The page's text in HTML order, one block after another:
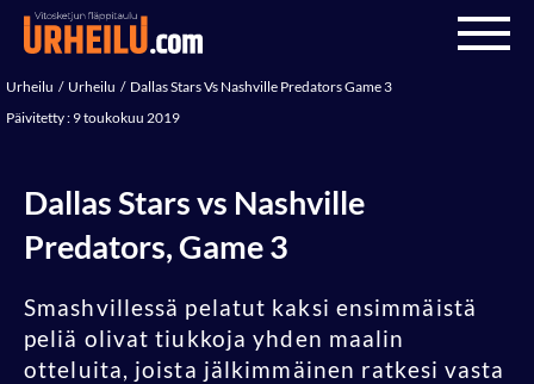
Urheilu Urheilu
Dallas Stars Vs Nashville Predators Game 3
Päivitetty : 9 toukokuu 2019
Dallas Stars vs Nashville
Predators, Game 3
Smashvillessä pelatut kaksi ensimmäistä
peliä olivat tiukkoja yhden maalin
otteluita, joista jälkimmäinen ratkesi vasta